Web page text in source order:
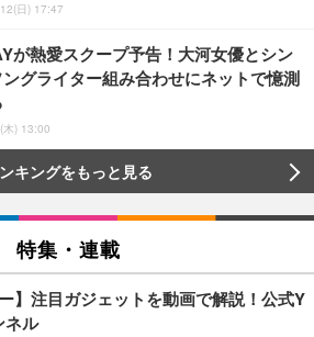
日) 17:47
が熱愛スクープ予告！大河女優とシン
グライター組み合わせにネットで憶測
) 13:00
キングをもっと見る
特集・連載
】注目ガジェットを動画で解説！公式Y
ネル